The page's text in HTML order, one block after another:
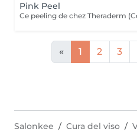
Pink Peel
« 1 2 3
Salonkee Cura del viso